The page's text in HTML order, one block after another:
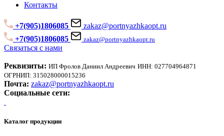
Контакты
+7(905)1806085
zakaz@portnyazhkaopt.ru
+7(905)1806085
zakaz@portnyazhkaopt.ru
Связаться с нами
Реквизиты: ИП Фролов Даниил Андреевич ИНН: 027704964871
ОГРНИП: 315028000015236
Почта: zakaz@portnyazhkaopt.ru
Социальные сети:
Каталог продукции